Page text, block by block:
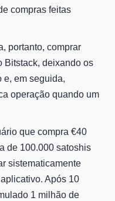
compras feitas
portanto, comprar
Bitstack, deixando os
e, em seguida,
operação quando um
que compra €40
de 100.000 satoshis
sistematicamente
Após 10
1 milhão de